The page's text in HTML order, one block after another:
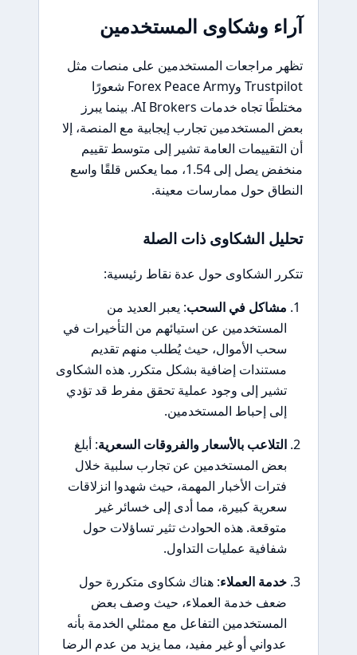
آراء وشكاوى المستخدمين
تظهر مراجعات المستخدمين على منصات مثل
Trustpilot وForex Peace Army شعورًا
مختلطًا تجاه خدمات AI Brokers. بينما يبرز
بعض المستخدمين تجارب إيجابية مع المنصة، إلا
أن التقييمات العامة تشير إلى متوسط تقييم
منخفض يصل إلى 1.54، مما يعكس قلقًا واسع
النطاق حول ممارسات معينة.
تحليل الشكاوى ذات الصلة
تتكرر الشكاوى حول عدة نقاط رئيسية:
مشاكل في السحب: يعبر العديد من
المستخدمين عن استيائهم من التأخيرات في
سحب الأموال، حيث يُطلب منهم تقديم
مستندات إضافية بشكل متكرر. هذه الشكاوى
تشير إلى وجود عملية تحقق مفرط قد تؤدي
إلى إحباط المستخدمين.
التلاعب بالأسعار والفروقات السعرية: أبلغ
بعض المستخدمين عن تجارب سلبية خلال
فترات الأخبار المهمة، حيث شهدوا انزلاقات
سعرية كبيرة، مما أدى إلى خسائر غير
متوقعة. هذه الحوادث تثير تساؤلات حول
شفافية عمليات التداول.
خدمة العملاء: هناك شكاوى متكررة حول
ضعف خدمة العملاء، حيث وصف بعض
المستخدمين التفاعل مع ممثلي الخدمة بأنه
عدواني أو غير مفيد، مما يزيد من عدم الرضا